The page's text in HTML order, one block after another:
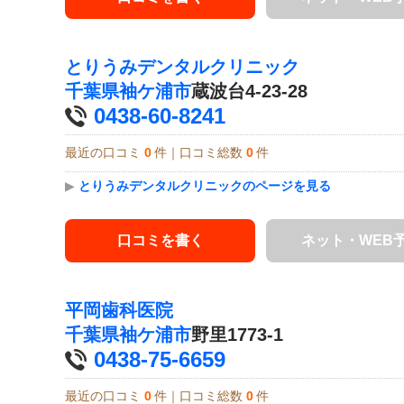
とりうみデンタルクリニック
千葉県袖ケ浦市蔵波台4-23-28
0438-60-8241
最近の口コミ 0 件｜口コミ総数 0 件
▶ とりうみデンタルクリニックのページを見る
口コミを書く ネット・WEB
平岡歯科医院
千葉県袖ケ浦市野里1773-1
0438-75-6659
最近の口コミ 0 件｜口コミ総数 0 件